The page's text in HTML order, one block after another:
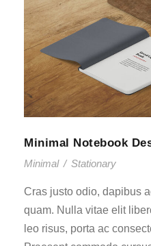
Minimal Notebook
Minimal / Stationary
Cras justo odio, dapibus
quam. Nulla vitae elit
leo risus, porta ac